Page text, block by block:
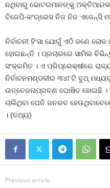
ନଥିବାରୁ ଭୋଟରମାନଙ୍କୁ
ବିଜେପି-କଂଗ୍ରେସ ନିଜ ନିଜ ଏଜେନ୍ସି
ନିର୍ବାଚନୀ ହିଂସା ଯୋଗୁଁ ଏଠି ଜଣେ
ହୋଇଛନ୍ତି । ପ୍ରଚାରରେ ସାମିଲ
ସଂକ୍ରମିତ । ଏ ପରିପ୍ରେକ୍ଷୀରେ
ନିର୍ବାଚନମଣ୍ଡଳୀର ୩୪୮ଟି ବୁଥ୍‍
ଉତ୍ତେଜନାପ୍ରବଣ ଘୋଷିତ ହୋଇଛି ।
ଚାଲିଥିବା ଘେନି ଜନରବ
। (ତଥ୍ୟ)
Previous article